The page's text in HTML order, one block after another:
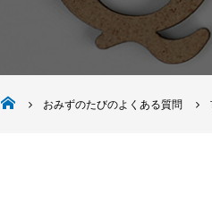
株式会社日本クリオ
おみずのたびのよくある質問